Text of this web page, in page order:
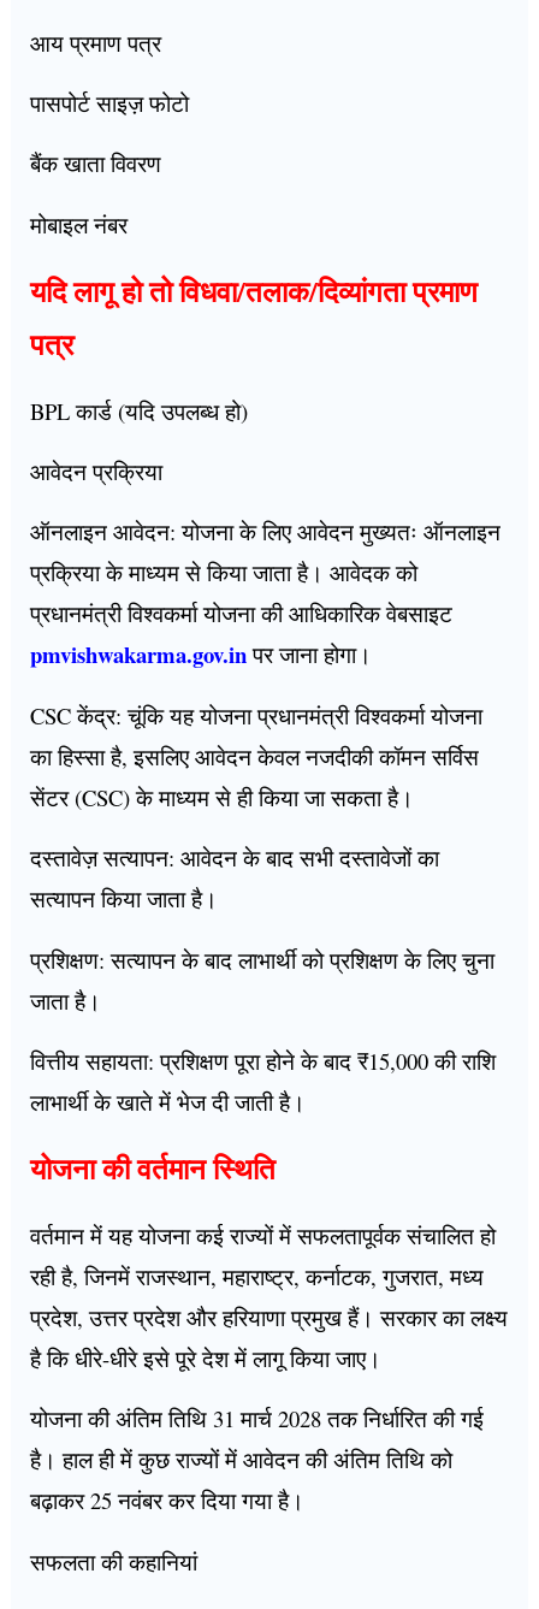
आय प्रमाण पत्र
पासपोर्ट साइज़ फोटो
बैंक खाता विवरण
मोबाइल नंबर
यदि लागू हो तो विधवा/तलाक/दिव्यांगता प्रमाण
पत्र
BPL कार्ड (यदि उपलब्ध हो)
आवेदन प्रक्रिया
ऑनलाइन आवेदन: योजना के लिए आवेदन मुख्यतः ऑनलाइन
प्रक्रिया के माध्यम से किया जाता है। आवेदक को
प्रधानमंत्री विश्वकर्मा योजना की आधिकारिक वेबसाइट
pmvishwakarma.gov.inपर जाना होगा।
CSC केंद्र: चूंकि यह योजना प्रधानमंत्री विश्वकर्मा योजना
का हिस्सा है, इसलिए आवेदन केवल नजदीकी कॉमन सर्विस
सेंटर (CSC) के माध्यम से ही किया जा सकता है।
दस्तावेज़ सत्यापन: आवेदन के बाद सभी दस्तावेजों का
सत्यापन किया जाता है।
प्रशिक्षण: सत्यापन के बाद लाभार्थी को प्रशिक्षण के लिए चुना
जाता है।
वित्तीय सहायता: प्रशिक्षण पूरा होने के बाद ₹15,000 की राशि
लाभार्थी के खाते में भेज दी जाती है।
योजना की वर्तमान स्थिति
वर्तमान में यह योजना कई राज्यों में सफलतापूर्वक संचालित हो
रही है, जिनमें राजस्थान, महाराष्ट्र, कर्नाटक, गुजरात, मध्य
प्रदेश, उत्तर प्रदेश और हरियाणा प्रमुख हैं। सरकार का लक्ष्य
है कि धीरे-धीरे इसे पूरे देश में लागू किया जाए।
योजना की अंतिम तिथि 31 मार्च 2028 तक निर्धारित की गई
है। हाल ही में कुछ राज्यों में आवेदन की अंतिम तिथि को
बढ़ाकर 25 नवंबर कर दिया गया है।
सफलता की कहानियां